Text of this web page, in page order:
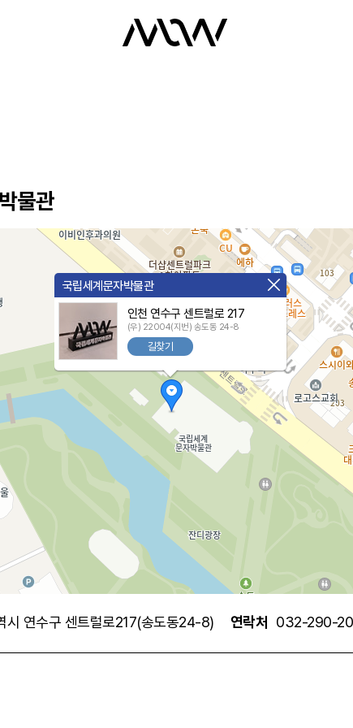
물관
국립세계문자박물관
인천 연수구 센트럴로 217
(우) 22004(지번) 송도동 24-8
길찾기
시 연수구 센트럴로217(송도동24-8) 연락처 032-290-